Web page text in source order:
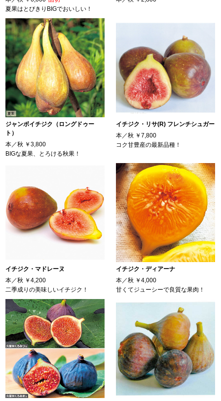
夏果はとびきりBIGでおいしい！
ジャンボイチジク（ロングドゥー
ト）
本／秋 ￥3,800
BIGな夏果、とろける秋果！
イチジク・リサ(R) フレンチシュガー
本／秋 ￥7,800
コク甘豊産の最新品種！
イチジク・マドレーヌ
本／秋 ￥4,200
二季成りの美味しいイチジク！
イチジク・ディアーナ
本／秋 ￥4,000
甘くてジューシーで良質な果肉！